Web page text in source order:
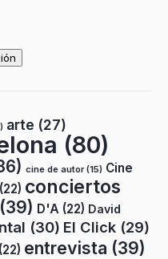
arte (27)
(80)
cine de autor(15) Cine
(22) conciertos
(39) D'A (22) David
(30) El Click (29)
(22) entrevista (39)